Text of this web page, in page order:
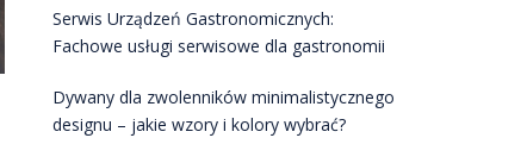
Serwis Urządzeń Gastronomicznych:
Fachowe usługi serwisowe dla gastronomii
Dywany dla zwolenników minimalistycznego
designu – jakie wzory i kolory wybrać?